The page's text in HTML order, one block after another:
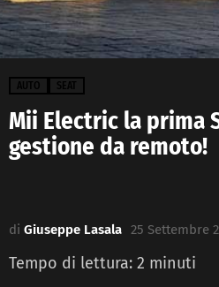
AUTO SEAT
Mii Electric la prima
gestione da remoto!
di Giuseppe Lasala 25 Settembre
Tempo di lettura: 2 minuti